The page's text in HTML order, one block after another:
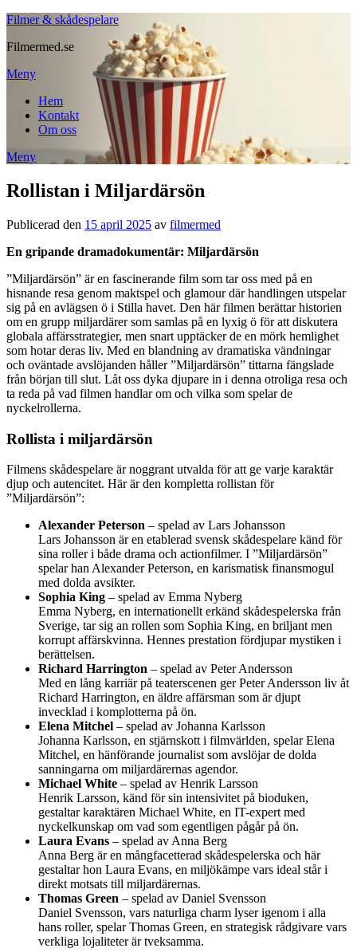
Filmer & skådespelare
Filmermed.se
Meny
Hem
Kontakt
Om oss
Meny
Rollistan i Miljardärsön
Publicerad den 15 april 2025 av filmermed
En gripande dramadokumentär: Miljardärsön
”Miljardärsön” är en fascinerande film som tar oss med på en
hisnande resa genom maktspel och glamour där handlingen utspelar
sig på en avlägsen ö i Stilla havet. Den här filmen berättar historien
om en grupp miljardärer som samlas på en lyxig ö för att diskutera
globala affärsstrategier, men snart upptäcker de en mörk hemlighet
som hotar deras liv. Med en blandning av dramatiska vändningar
och oväntade avslöjanden håller ”Miljardärsön” tittarna fängslade
från början till slut. Låt oss dyka djupare in i denna otroliga resa och
ta reda på vad filmen handlar om och vilka som spelar de
nyckelrollerna.
Rollista i miljardärsön
Filmens skådespelare är noggrant utvalda för att ge varje karaktär
djup och autencitet. Här är den kompletta rollistan för
”Miljardärsön”:
Alexander Peterson – spelad av Lars Johansson
Lars Johansson är en etablerad svensk skådespelare känd för
sina roller i både drama och actionfilmer. I ”Miljardärsön”
spelar han Alexander Peterson, en karismatisk finansmogul
med dolda avsikter.
Sophia King – spelad av Emma Nyberg
Emma Nyberg, en internationellt erkänd skådespelerska från
Sverige, tar sig an rollen som Sophia King, en briljant men
korrupt affärskvinna. Hennes prestation fördjupar mystiken i
berättelsen.
Richard Harrington – spelad av Peter Andersson
Med en lång karriär på teaterscenen ger Peter Andersson liv åt
Richard Harrington, en äldre affärsman som är djupt
invecklad i komplotterna på ön.
Elena Mitchel – spelad av Johanna Karlsson
Johanna Karlsson, en stjärnskott i filmvärlden, spelar Elena
Mitchel, en hänförande journalist som avslöjar de dolda
sanningarna om miljardärernas agendor.
Michael White – spelad av Henrik Larsson
Henrik Larsson, känd för sin intensivitet på bioduken,
gestaltar karaktären Michael White, en IT-expert med
nyckelkunskap om vad som egentligen pågår på ön.
Laura Evans – spelad av Anna Berg
Anna Berg är en mångfacetterad skådespelerska och här
gestaltar hon Laura Evans, en miljökämpe vars ideal står i
direkt motsats till miljardärernas.
Thomas Green – spelad av Daniel Svensson
Daniel Svensson, vars naturliga charm lyser igenom i alla
hans roller, spelar Thomas Green, en strategisk rådgivare vars
verkliga lojaliteter är tveksamma.